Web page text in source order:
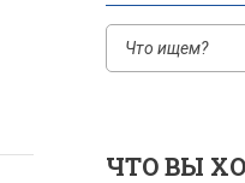
ЧТО ВЫ